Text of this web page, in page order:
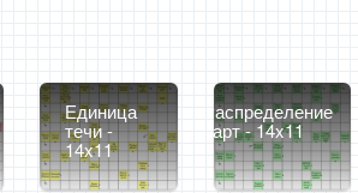
Единица
течи -
14x11
Распределение
парт - 14x11